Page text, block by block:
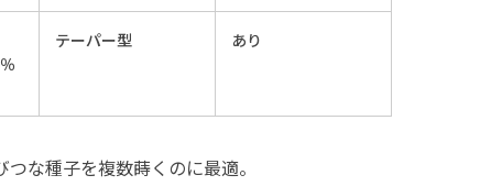
テーパー型 あり
な種子を複数蒔くのに最適。